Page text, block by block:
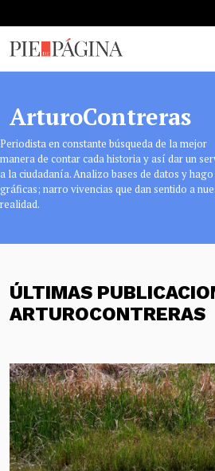
ArturoContreras
Periodista en constante búsqueda de la mejor
manera de contar cada historia y así dar un
a la ciudadanía. Analizo bases de datos y hago
gráficas; narro vivencias que dan sentido a
realidad.
ÚLTIMAS
ARTUROCONTRERAS